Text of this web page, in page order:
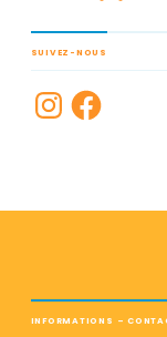
SUIVEZ-NOUS
INFORMATIONS –